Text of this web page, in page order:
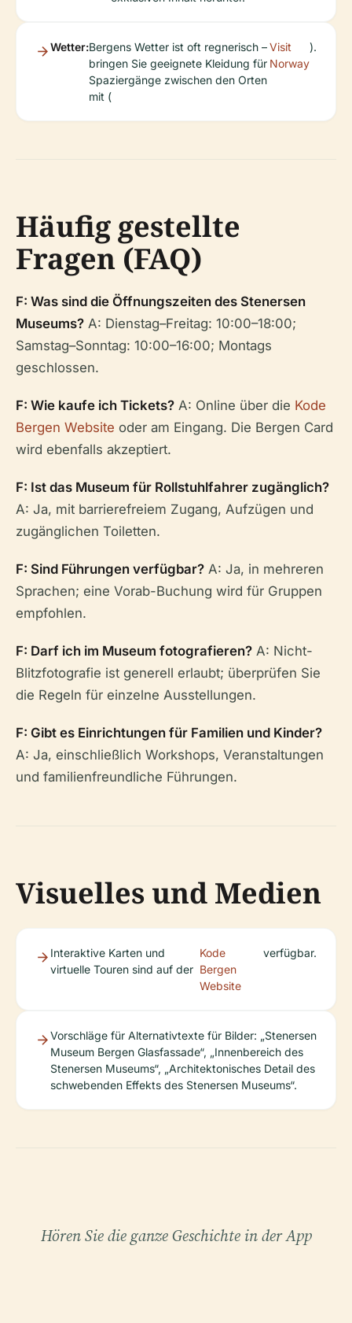
Wetter:Bergens Wetter ist oft regnerisch –
bringen Sie geeignete Kleidung für
Spaziergänge zwischen den Orten
mit (
Visit
Norway
).
Häufig gestellte
Fragen (FAQ)
F: Was sind die Öffnungszeiten des Stenersen
Museums? A: Dienstag–Freitag: 10:00–18:00;
Samstag–Sonntag: 10:00–16:00; Montags
geschlossen.
F: Wie kaufe ich Tickets? A: Online über die Kode
Bergen Website oder am Eingang. Die Bergen Card
wird ebenfalls akzeptiert.
F: Ist das Museum für Rollstuhlfahrer zugänglich?
A: Ja, mit barrierefreiem Zugang, Aufzügen und
zugänglichen Toiletten.
F: Sind Führungen verfügbar? A: Ja, in mehreren
Sprachen; eine Vorab-Buchung wird für Gruppen
empfohlen.
F: Darf ich im Museum fotografieren? A: Nicht-
Blitzfotografie ist generell erlaubt; überprüfen Sie
die Regeln für einzelne Ausstellungen.
F: Gibt es Einrichtungen für Familien und Kinder?
A: Ja, einschließlich Workshops, Veranstaltungen
und familienfreundliche Führungen.
Visuelles und Medien
Interaktive Karten und
virtuelle Touren sind auf der
Kode
Bergen
Website
verfügbar.
Vorschläge für Alternativtexte für Bilder: „Stenersen
Museum Bergen Glasfassade“, „Innenbereich des
Stenersen Museums“, „Architektonisches Detail des
schwebenden Effekts des Stenersen Museums“.
Hören Sie die ganze Geschichte in der App